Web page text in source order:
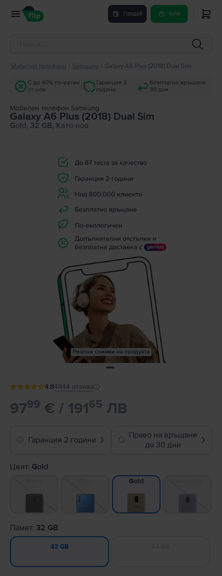
Продай Купи
Мобилни телефони Samsung Galaxy A6 Plus (2018) Dual Sim
С до 40% по-евтин
от нов
Гаранция 2
години
Безплатно връщане
30 дни
Мобилен телефон Samsung
Galaxy A6 Plus (2018) Dual Sim
Gold, 32 GB, Като нов
Реални снимки на продукта
4.84944 отзива
9799 € / 19165 ЛВ
Гаранция 2 години ❯
Право на връщане
до 30 дни
❯
Цвят: Gold
Gold
Памет: 32 GB
32 GB